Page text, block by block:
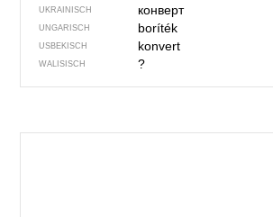
UKRAINISCH конверт
UNGARISCH boríték
USBEKISCH konvert
WALISISCH ?